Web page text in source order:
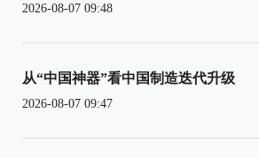
2026-08-07 09:48
从“中国神器”看中国制造迭代升级
2026-08-07 09:47